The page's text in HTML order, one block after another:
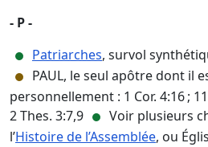
- P -
Patriarches, survol
PAUL, le seul apôtre dont il
personnellement : 1 Cor. 4:16 ;
2 Thes. 3:7,9
Voir plusieurs
l’Histoire de l’Assemblée, ou